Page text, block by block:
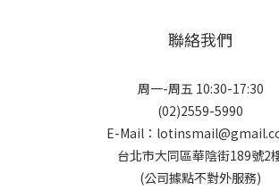
聯絡我們
周一-周五 10:30-17:30
(02)2559-5990
E-Mail：
台北市大同區華陰街189號2
(公司據點不對外服務)